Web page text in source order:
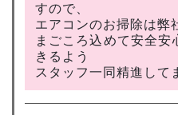
すので、
エアコンのお掃除は弊
まごころ込めて安全
きるよう
スタッフ一同精進して